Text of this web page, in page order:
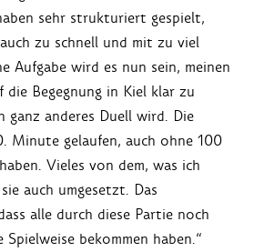
sehr strukturiert gespielt,
zu schnell und mit zu viel
Aufgabe wird es nun sein, meinen
die Begegnung in Kiel klar zu
ganz anderes Duell wird. Die
Minute gelaufen, auch ohne 100
Vieles von dem, was ich
auch umgesetzt. Das
alle durch diese Partie noch
bekommen haben.“